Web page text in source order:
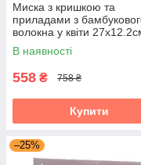
Миска з кришкою та
приладами з
волокна у квіти
Kamille KM-4384
В наявності
558 ₴ 758 ₴
Купити
–25%